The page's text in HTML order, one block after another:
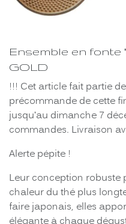
Ensemble en fonte
GOLD
!!! Cet article fait partie
précommande de cette
jusqu’au dimanche 7
commandes. Livraison
Alerte pépite !
Leur conception robuste
chaleur du thé plus
faire japonais, elles